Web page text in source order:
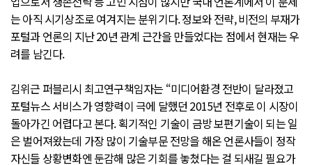
는 아직 시기상조로 여겨지는 분위기다. 정보와 전략, 비전의 부재가
포털과 언론의 지난 20년 관계 근간을 만들었다는 점에서 현재는 우
려를 남긴다.
김위근 퍼블리시 최고연구책임자는 “미디어환경 전반이 달라졌고
포털뉴스 서비스가 영향력이 극에 달했던 2015년 전후로 이 시장이
돌아가긴 어렵다고 본다. 획기적인 기술이 금방 보편기술이 되는 일
은 벌어져왔는데 가장 많이 기술부문 전망을 해온 언론사들이 정작
자신들 상황변화엔 둔감해 많은 기회를 놓쳤다는 걸 되새길 필요가